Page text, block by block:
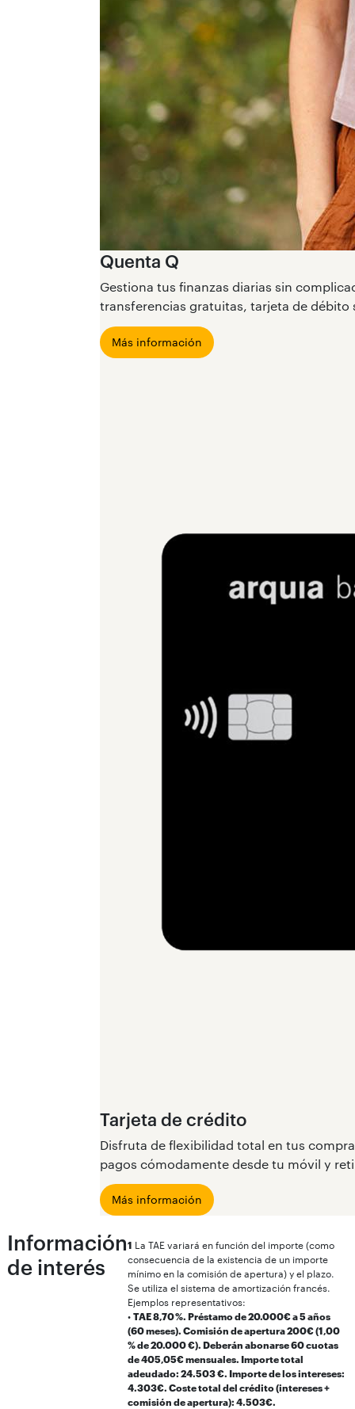
Quenta Q
Gestiona tus finanzas diarias sin
transferencias gratuitas, tarjeta de
Más información
Tarjeta de crédito
Disfruta de flexibilidad total en tus
pagos cómodamente desde tu móvil y
Más información
Información
de interés
1 La TAE variará en función del importe (como
consecuencia de la existencia de un importe
mínimo en la comisión de apertura) y el plazo.
Se utiliza el sistema de amortización francés.
Ejemplos representativos:
• TAE 8,70 %. Préstamo de 20.000€ a 5 años
(60 meses). Comisión de apertura 200€ (1,00
% de 20.000 €). Deberán abonarse 60 cuotas
de 405,05€ mensuales. Importe total
adeudado: 24.503 €. Importe de los intereses:
4.303€. Coste total del crédito (intereses +
comisión de apertura): 4.503€.